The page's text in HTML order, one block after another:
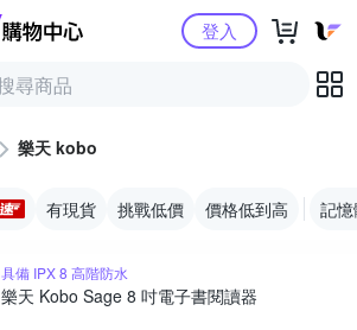
Yahoo購物中心登入
樂天 kobo
有現貨 挑戰低價 價格低到高 記
具備 IPX 8 高階防水
樂天 Kobo Sage 8 吋電子書閱讀器